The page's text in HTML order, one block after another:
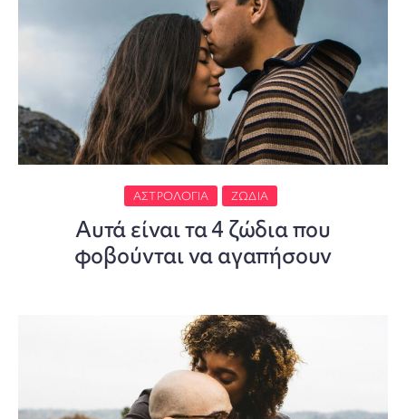
ΑΣΤΡΟΛΟΓΊΑ ΖΏΔΙΑ
Αυτά είναι τα 4 ζώδια που
φοβούνται να αγαπήσουν